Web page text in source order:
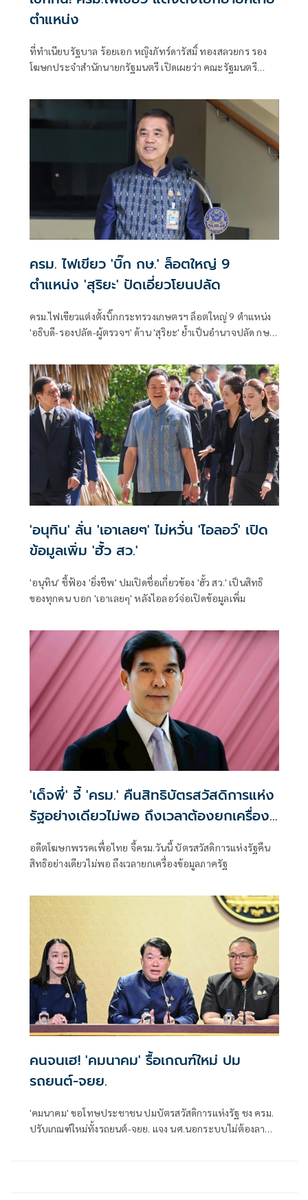
ตำแหน่ง
ที่ทำเนียบรัฐบาล ร้อยเอก หญิงภัทร์ดารัสมิ์ ทองสลวยกร รอง
โฆษกประจำสำนักนายกรัฐมนตรี เปิดเผยว่า คณะรัฐมนตรี
ครม. ไฟเขียว 'บิ๊ก กษ.' ล็อตใหญ่ 9
ตำแหน่ง 'สุริยะ' ปัดเอี่ยวโยนปลัด
ครม.ไฟเขียวแต่งตั้งบิ๊กกระทรวงเกษตรฯ ล็อตใหญ่ 9 ตำแหน่ง
'อธิบดี-รองปลัด-ผู้ตรวจฯ' ด้าน 'สุริยะ' ย้ำเป็นอำนาจปลัด กษ.
'อนุทิน' ลั่น 'เอาเลยๆ' ไม่หวั่น 'ไอลอว์' เปิด
ข้อมูลเพิ่ม 'ฮั้ว สว.'
'อนุทิน' ชี้ฟ้อง 'ยิ่งชีพ' ปมเปิดชื่อเกี่ยวข้อง 'ฮั้ว สว.' เป็นสิทธิ
ของทุกคน บอก 'เอาเลยๆ' หลังไอลอว์จ่อเปิดข้อมูลเพิ่ม
'เด็จพี่' จี้ 'ครม.' คืนสิทธิบัตรสวัสดิการแห่ง
รัฐอย่างเดียวไม่พอ ถึงเวลาต้องยกเครื่อง
อดีตโฆษกพรรคเพื่อไทย จี้ครม.วันนี้ บัตรสวัสดิการแห่งรัฐคืน
สิทธิอย่างเดียวไม่พอ ถึงเวลายกเครื่องข้อมูลภาครัฐ
คนจนเฮ! 'คมนาคม' รื้อเกณฑ์ใหม่ ปม
รถยนต์-จยย.
'คมนาคม' ขอโทษประชาชน ปมบัตรสวัสดิการแห่งรัฐ ชง ครม.
ปรับเกณฑ์ใหม่ทั้งรถยนต์-จยย. แจง นศ.นอกระบบไม่ต้องลา